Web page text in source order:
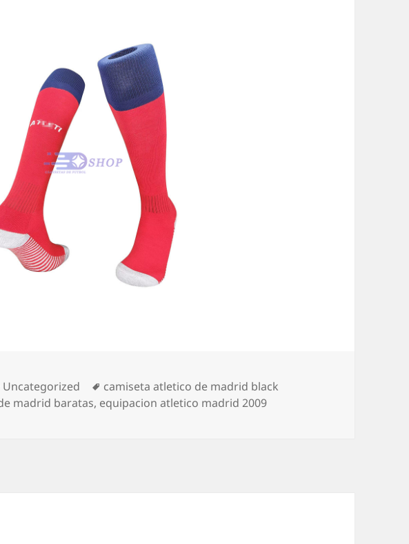
Categorías
Uncategorized Etiquetas
camiseta atletico de madrid black
madrid baratas, equipacion atletico madrid 2009